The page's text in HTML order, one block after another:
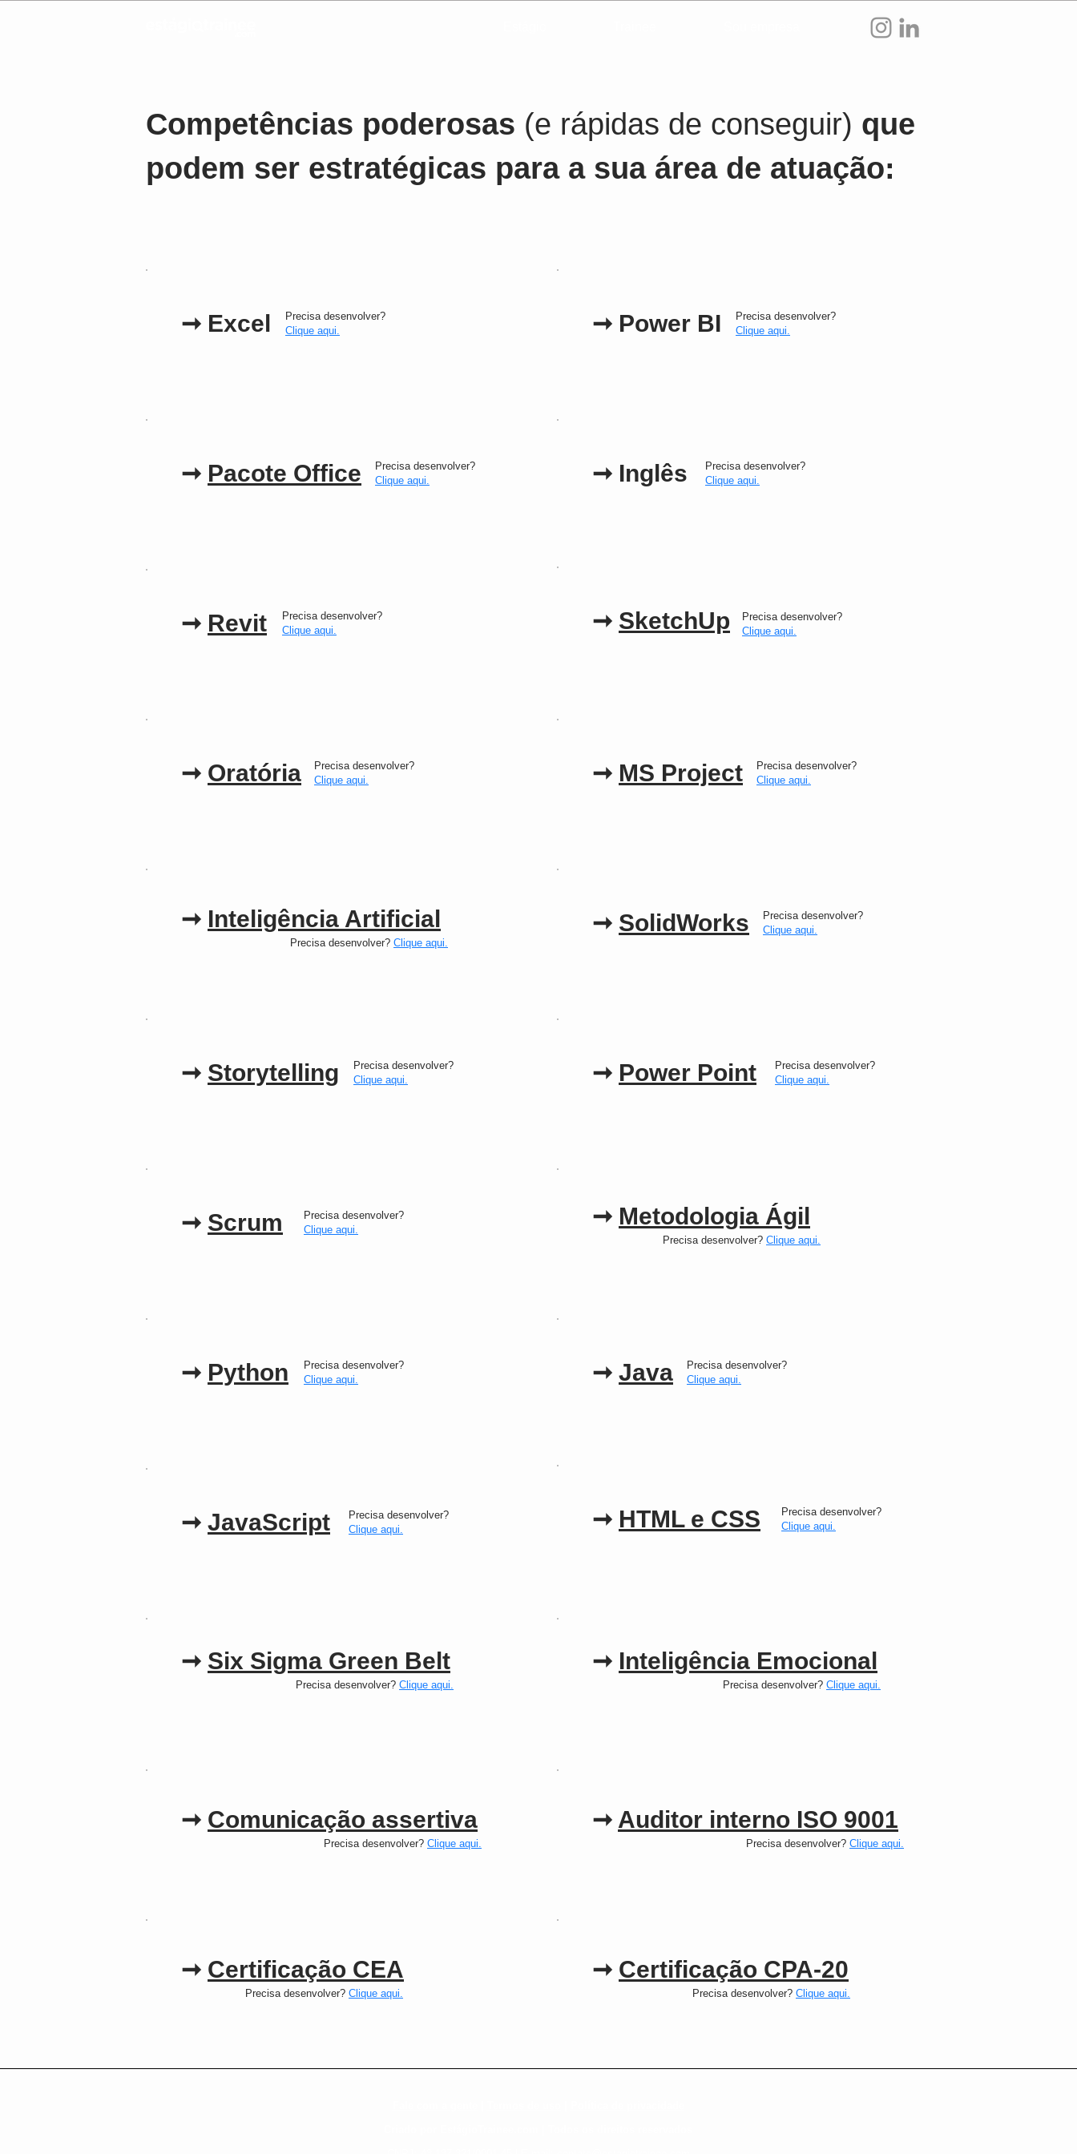
Competências poderosas (e rápidas de conseguir) que
podem ser estratégicas para a sua área de atuação:
➞ Excel
Precisa desenvolver?
Clique aqui.
➞ Power BI
Precisa desenvolver?
Clique aqui.
➞ Pacote Office
Precisa desenvolver?
Clique aqui.
➞ Inglês
Precisa desenvolver?
Clique aqui.
➞ Revit
Precisa desenvolver?
Clique aqui.
➞ SketchUp
Precisa desenvolver?
Clique aqui.
➞ Oratória
Precisa desenvolver?
Clique aqui.
➞ MS Project
Precisa desenvolver?
Clique aqui.
➞ Inteligência Artificial
Precisa desenvolver? Clique aqui.
➞ SolidWorks
Precisa desenvolver?
Clique aqui.
➞ Storytelling
Precisa desenvolver?
Clique aqui.
➞ Power Point
Precisa desenvolver?
Clique aqui.
➞ Scrum
Precisa desenvolver?
Clique aqui.
➞ Metodologia Ágil
Precisa desenvolver? Clique aqui.
➞ Python
Precisa desenvolver?
Clique aqui.
➞ Java
Precisa desenvolver?
Clique aqui.
➞ JavaScript
Precisa desenvolver?
Clique aqui.
➞ HTML e CSS
Precisa desenvolver?
Clique aqui.
➞ Six Sigma Green Belt
Precisa desenvolver? Clique aqui.
➞ Inteligência Emocional
Precisa desenvolver? Clique aqui.
➞ Comunicação assertiva
Precisa desenvolver? Clique aqui.
➞ Auditor interno ISO 9001
Precisa desenvolver? Clique aqui.
➞ Certificação CEA
Precisa desenvolver? Clique aqui.
➞ Certificação CPA-20
Precisa desenvolver? Clique aqui.